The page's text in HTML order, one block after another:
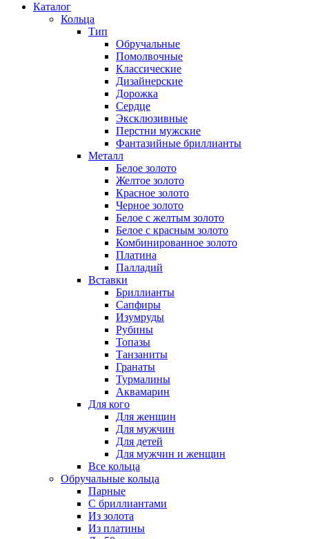
Каталог
Кольца
Тип
Обручальные
Помолвочные
Классические
Дизайнерские
Дорожка
Сердце
Эксклюзивные
Перстни мужские
Фантазийные бриллианты
Металл
Белое золото
Желтое золото
Красное золото
Черное золото
Белое с желтым золото
Белое с красным золото
Комбинированное золото
Платина
Палладий
Вставки
Бриллианты
Сапфиры
Изумруды
Рубины
Топазы
Танзаниты
Гранаты
Турмалины
Аквамарин
Для кого
Для женщин
Для мужчин
Для детей
Для мужчин и женщин
Все кольца
Обручальные кольца
Парные
С бриллиантами
Из золота
Из платины